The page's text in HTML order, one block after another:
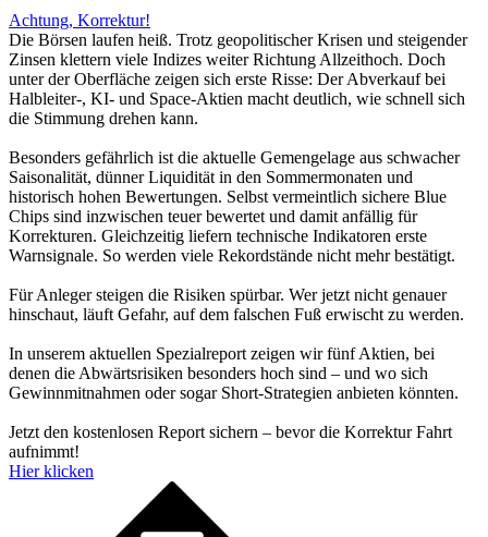
Achtung, Korrektur!
Die Börsen laufen heiß. Trotz geopolitischer Krisen und steigender
Zinsen klettern viele Indizes weiter Richtung Allzeithoch. Doch
unter der Oberfläche zeigen sich erste Risse: Der Abverkauf bei
Halbleiter-, KI- und Space-Aktien macht deutlich, wie schnell sich
die Stimmung drehen kann.
Besonders gefährlich ist die aktuelle Gemengelage aus schwacher
Saisonalität, dünner Liquidität in den Sommermonaten und
historisch hohen Bewertungen. Selbst vermeintlich sichere Blue
Chips sind inzwischen teuer bewertet und damit anfällig für
Korrekturen. Gleichzeitig liefern technische Indikatoren erste
Warnsignale. So werden viele Rekordstände nicht mehr bestätigt.
Für Anleger steigen die Risiken spürbar. Wer jetzt nicht genauer
hinschaut, läuft Gefahr, auf dem falschen Fuß erwischt zu werden.
In unserem aktuellen Spezialreport zeigen wir fünf Aktien, bei
denen die Abwärtsrisiken besonders hoch sind – und wo sich
Gewinnmitnahmen oder sogar Short-Strategien anbieten könnten.
Jetzt den kostenlosen Report sichern – bevor die Korrektur Fahrt
aufnimmt!
Hier klicken